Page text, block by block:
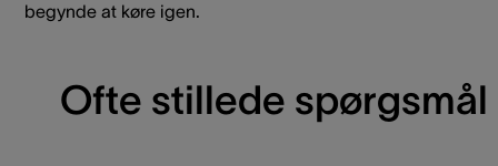
begynde at køre igen.
Ofte stillede spørgsmål